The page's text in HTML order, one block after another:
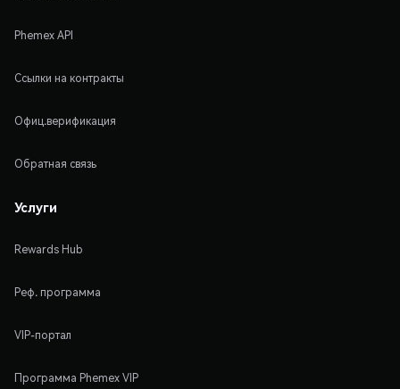
Phemex API
Ссылки на контракты
Офиц.верификация
Обратная связь
Услуги
Rewards Hub
Реф. программа
VIP-портал
Программа Phemex VIP